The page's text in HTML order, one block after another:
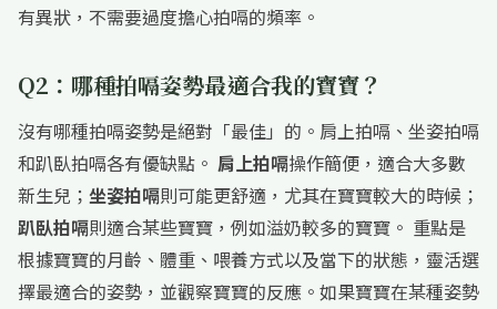
有異狀，不需要過度擔心拍嗝的頻率。
Q2：哪種拍嗝姿勢最適合我的寶寶？
沒有哪種拍嗝姿勢是絕對「最佳」的。肩上拍嗝、坐姿拍嗝
和趴臥拍嗝各有優缺點。 肩上拍嗝操作簡便，適合大多數
新生兒； 坐姿拍嗝則可能更舒適，尤其在寶寶較大的時候；
趴臥拍嗝則適合某些寶寶，例如溢奶較多的寶寶。 重點是
根據寶寶的月齡、體重、喂養方式以及當下的狀態，靈活選
擇最適合的姿勢，並觀察寶寶的反應。如果寶寶在某種姿勢